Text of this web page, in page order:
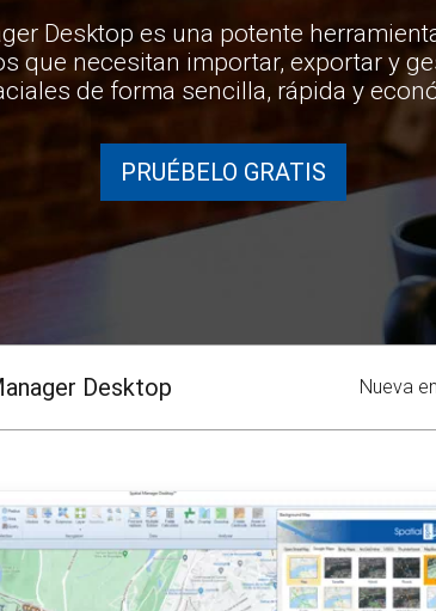
Desktop es una potente
que necesitan importar, exportar y
de forma sencilla, rápida y
PRUÉBELO GRATIS
Desktop Nueva